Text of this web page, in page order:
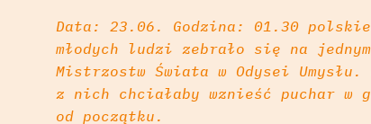
Data: 23.06. Godzina: 01.30
młodych ludzi zebrało się na
Mistrzostw Świata w Odysei
z nich chciałaby wznieść puchar w
od początku.